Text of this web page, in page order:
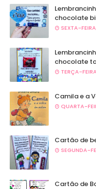
chocolate
SEXTA-
chocolate
TERÇA-
Camila e a
QUARTA-
Cartão de
SEGUNDA-
Cartão de